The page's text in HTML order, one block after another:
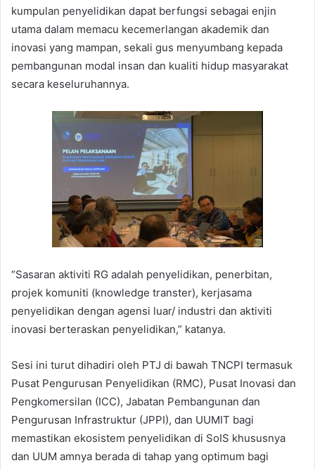
kumpulan penyelidikan dapat berfungsi sebagai enjin
utama dalam memacu kecemerlangan akademik dan
inovasi yang mampan, sekali gus menyumbang kepada
pembangunan modal insan dan kualiti hidup masyarakat
secara keseluruhannya.
“Sasaran aktiviti RG adalah penyelidikan, penerbitan,
projek komuniti (knowledge transter), kerjasama
penyelidikan dengan agensi luar/ industri dan aktiviti
inovasi berteraskan penyelidikan,” katanya.
Sesi ini turut dihadiri oleh PTJ di bawah TNCPI termasuk
Pusat Pengurusan Penyelidikan (RMC), Pusat Inovasi dan
Pengkomersilan (ICC), Jabatan Pembangunan dan
Pengurusan Infrastruktur (JPPI), dan UUMIT bagi
memastikan ekosistem penyelidikan di SoIS khususnya
dan UUM amnya berada di tahap yang optimum bagi